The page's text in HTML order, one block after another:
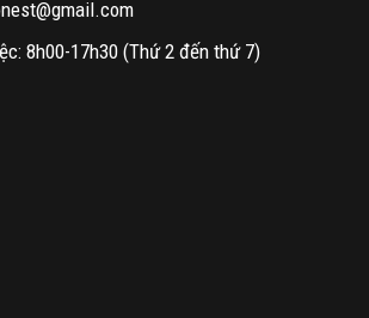
8h00-17h30 (Thứ 2 đến thứ 7)